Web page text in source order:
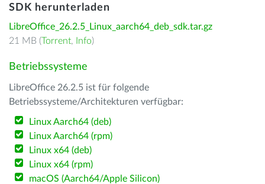
SDK herunterladen
LibreOffice_26.2.5_Linux_aarch64_deb_sdk.tar.gz
21 MB (Torrent, Info)
Betriebssysteme
LibreOffice 26.2.5 ist für folgende
Betriebssysteme/Architekturen verfügbar:
Linux Aarch64 (deb)
Linux Aarch64 (rpm)
Linux x64 (deb)
Linux x64 (rpm)
macOS (Aarch64/Apple Silicon)